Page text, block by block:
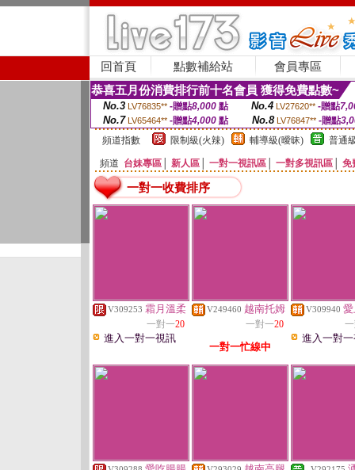
回首頁 點數補給站 會員專區
恭喜五月份消費排行前十名會員 獲得免費點數~
No.3 LV76835** -贈點8,000點 No.4 LV27620** -贈點
No.7 LV65464** -贈點4,000 點 No.8 LV76847** -贈點
頻道指數
限制級(火辣) 輔導級(曖昧) 普通
頻道 台妹專區 新人區 一對一視訊區 一對多視訊區 免
一對一收費排序
V309253 霜月溫柔
一對一20
進入一對一視訊
V249460 越南托姆
一對一20
一對一忙線中
V309940
進入一對